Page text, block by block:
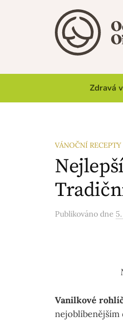
Zdravá
VÁNOČNÍ RECEPTY
Publikováno dne
Vanilkové
nejoblíbenějším